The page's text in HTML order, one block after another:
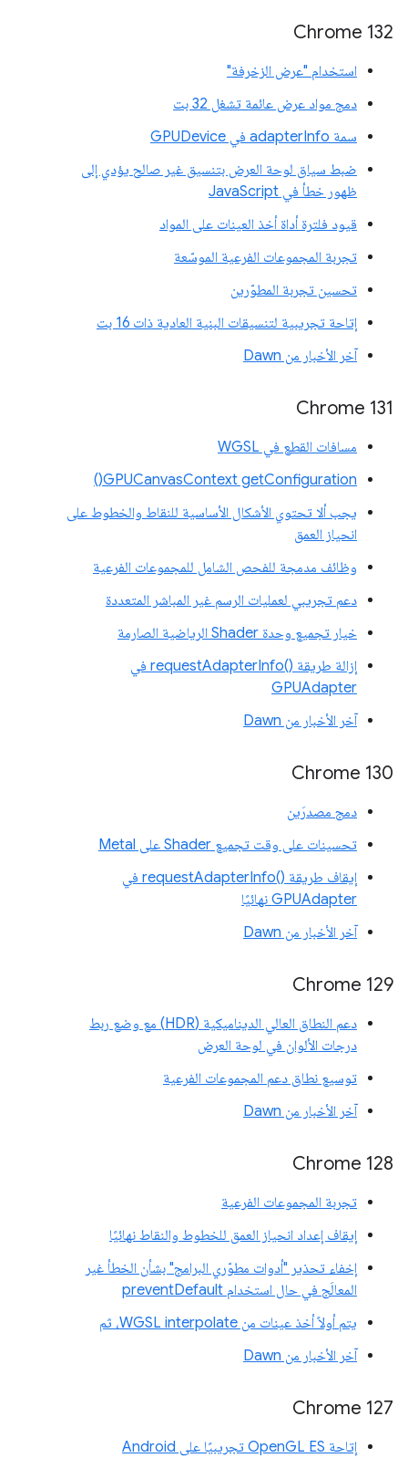
‫Chrome 132
استخدام "عرض الزخرفة"
دمج مواد عرض عائمة تشغل 32 بت
سمة adapterInfo في GPUDevice
ضبط سياق لوحة العرض بتنسيق غير صالح يؤدي إلى
ظهور خطأ في JavaScript
قيود فلترة أداة أخذ العينات على المواد
تجربة المجموعات الفرعية الموسّعة
تحسين تجربة المطوّرين
إتاحة تجريبية لتنسيقات البنية العادية ذات 16 بت
آخر الأخبار من Dawn
Chrome 131
مسافات القطع في WGSL
GPUCanvasContext getConfiguration()
يجب ألا تحتوي الأشكال الأساسية للنقاط والخطوط على
انحياز العمق
وظائف مدمجة للفحص الشامل للمجموعات الفرعية
دعم تجريبي لعمليات الرسم غير المباشر المتعددة
خيار تجميع وحدة Shader الرياضية الصارمة
إزالة طريقة requestAdapterInfo()‎ في
GPUAdapter
آخر الأخبار من Dawn
Chrome 130
دمج مصدرَين
تحسينات على وقت تجميع Shader على Metal
إيقاف طريقة requestAdapterInfo()‎ في
GPUAdapter نهائيًا
آخر الأخبار من Dawn
Chrome 129
دعم النطاق العالي الديناميكية (HDR) مع وضع ربط
درجات الألوان في لوحة العرض
توسيع نطاق دعم المجموعات الفرعية
آخر الأخبار من Dawn
‫Chrome 128
تجربة المجموعات الفرعية
إيقاف إعداد انحياز العمق للخطوط والنقاط نهائيًا
إخفاء تحذير "أدوات مطوّري البرامج" بشأن الخطأ غير
المعالَج في حال استخدام preventDefault
يتم أولاً أخذ عينات من WGSL interpolate، ثم
آخر الأخبار من Dawn
Chrome 127
إتاحة OpenGL ES تجريبيًا على Android